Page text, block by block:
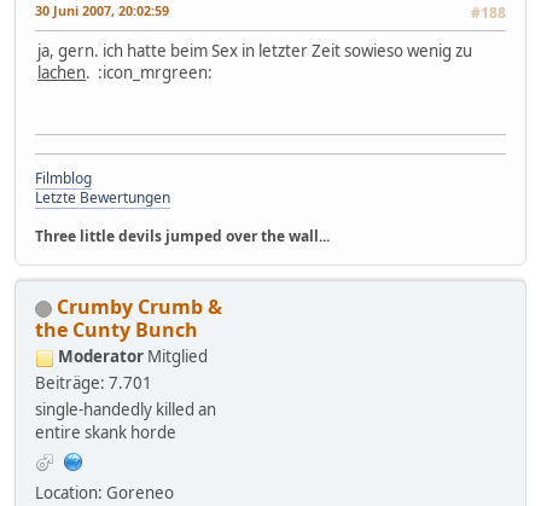
30 Juni 2007, 20:02:59 #188
ja, gern. ich hatte beim Sex in letzter Zeit sowieso wenig zu
lachen. :icon_mrgreen:
Filmblog
Letzte Bewertungen
Three little devils jumped over the wall...
Crumby Crumb &
the Cunty Bunch
Moderator Mitglied
Beiträge: 7.701
single-handedly killed an
entire skank horde
Location: Goreneo